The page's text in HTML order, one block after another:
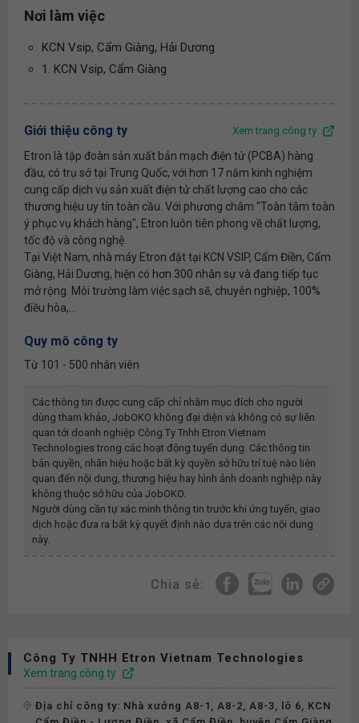
Nơi làm việc
KCN Vsip, Cẩm Giàng, Hải Dương
1. KCN Vsip, Cẩm Giàng
Giới thiệu công ty Xem trang công ty
Etron là tập đoàn sản xuất bản mạch điện tử (PCBA) hàng
đầu, có trụ sở tại Trung Quốc, với hơn 17 năm kinh nghiệm
cung cấp dịch vụ sản xuất điện tử chất lượng cao cho các
thương hiệu uy tín toàn cầu. Với phương châm "Toàn tâm toàn
ý phục vụ khách hàng", Etron luôn tiên phong về chất lượng,
tốc độ và công nghệ.
Tại Việt Nam, nhà máy Etron đặt tại KCN VSIP, Cẩm Điền, Cẩm
Giàng, Hải Dương, hiện có hơn 300 nhân sự và đang tiếp tục
mở rộng. Môi trường làm việc sạch sẽ, chuyên nghiệp, 100%
điều hòa,...
Quy mô công ty
Từ 101 - 500 nhân viên
Các thông tin được cung cấp chỉ nhằm mục đích cho người
dùng tham khảo, JobOKO không đại diện và không có sự liên
quan tới doanh nghiệp Công Ty Tnhh Etron Vietnam
Technologiestrong các hoạt động tuyển dụng. Các thông tin
bản quyền, nhãn hiệu hoặc bất kỳ quyền sở hữu trí tuệ nào liên
quan đến nội dung, thương hiệu hay hình ảnh doanh nghiệp này
không thuộc sở hữu của JobOKO.
Người dùng cần tự xác minh thông tin trước khi ứng tuyển, giao
dịch hoặc đưa ra bất kỳ quyết định nào dựa trên các nội dung
này.
Chia sẻ:
Công Ty TNHH Etron Vietnam Technologies
Xem trang công ty
Địa chỉ công ty: Nhà xưởng A8-1, A8-2, A8-3, lô 6, KCN